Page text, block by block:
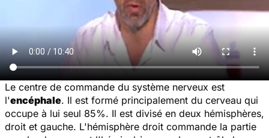
Le centre de commande du système nerveux est
l'encéphale. Il est formé principalement du cerveau qui
occupe à lui seul 85%. Il est divisé en deux hémisphères,
droit et gauche. L'hémisphère droit commande la partie